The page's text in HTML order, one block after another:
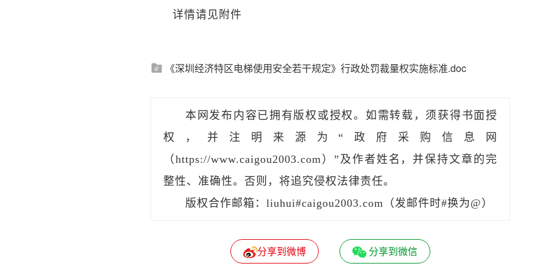
详情请见附件​
《深圳经济特区电梯使用安全若干规定》行政处罚裁量权实施标准.doc
本网发布内容已拥有版权或授权。如需转载，须获得书面授
权，并注明来源为“政府采购信息网
（https://www.caigou2003.com）”及作者姓名，并保持文章的完
整性、准确性。否则，将追究侵权法律责任。
版权合作邮箱：liuhui#caigou2003.com（发邮件时#换为@）
分享到微博 分享到微信